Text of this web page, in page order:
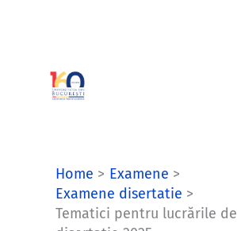
Home
Examene
Examene disertatie
Tematici pentru lucrările de